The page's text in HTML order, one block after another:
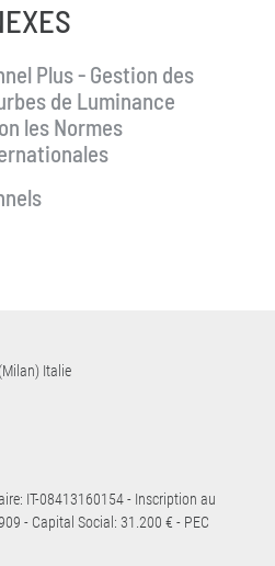
Plus - Gestion des
de Luminance
les Normes
Italie
IT-08413160154 - Inscription au
- Capital Social: 31.200 € - PEC